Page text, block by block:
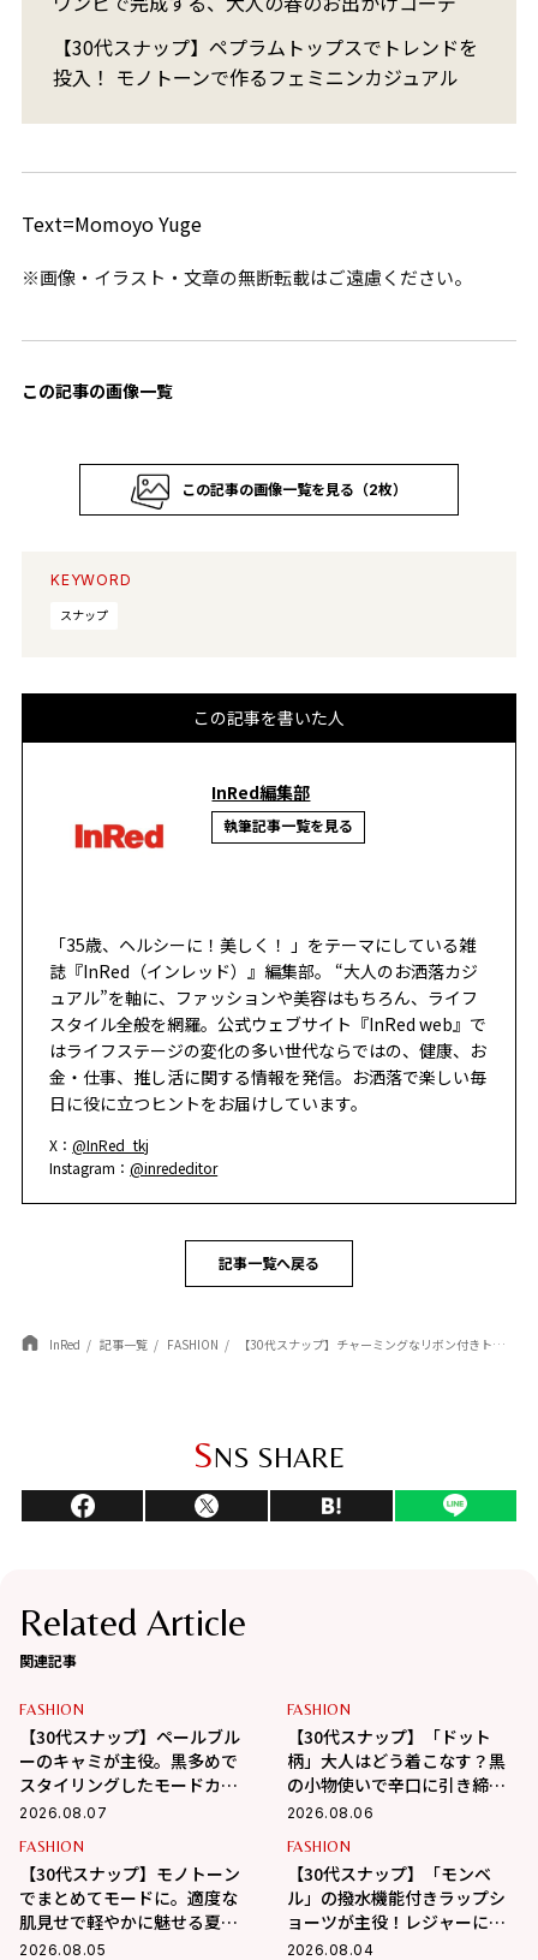
【30代スナップ】ペプラムトップスでトレンドを
投入！ モノトーンで作るフェミニンカジュアル
Text=Momoyo Yuge
※画像・イラスト・文章の無断転載はご遠慮ください。
この記事の画像一覧
この記事の画像一覧を見る（2枚）
KEYWORD
スナップ
この記事を書いた人
InRed編集部
執筆記事一覧を見る
「35歳、ヘルシーに！美しく！ 」をテーマにしている雑
誌『InRed（インレッド）』編集部。 “大人のお洒落カジ
ュアル”を軸に、ファッションや美容はもちろん、ライフ
スタイル全般を網羅。公式ウェブサイト『InRed web』で
はライフステージの変化の多い世代ならではの、健康、お
金・仕事、推し活に関する情報を発信。お洒落で楽しい毎
日に役に立つヒントをお届けしています。
X：@InRed_tkj
Instagram：@inrededitor
記事一覧へ戻る
InRed 記事一覧 FASHION 【30代スナップ】チャーミングなリボン付きトップスで仕上げる、ワンツーデニムコーデ
SNS SHARE
Related Article
関連記事
FASHION
【30代スナップ】ペールブル
ーのキャミが主役。黒多めで
スタイリングしたモードカジ
ュアル
2026.08.07
FASHION
【30代スナップ】「ドット
柄」大人はどう着こなす？黒
の小物使いで辛口に引き締め
るバランス学
2026.08.06
FASHION
【30代スナップ】モノトーン
でまとめてモードに。適度な
肌見せで軽やかに魅せる夏ス
タイル
2026.08.05
FASHION
【30代スナップ】「モンベ
ル」の撥水機能付きラップシ
ョーツが主役！レジャーにも
最適なアクティブコーデ
2026.08.04